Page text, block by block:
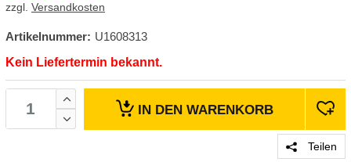
zzgl. Versandkosten
Artikelnummer: U1608313
Kein Liefertermin bekannt.
IN DEN WARENKORB
Teilen